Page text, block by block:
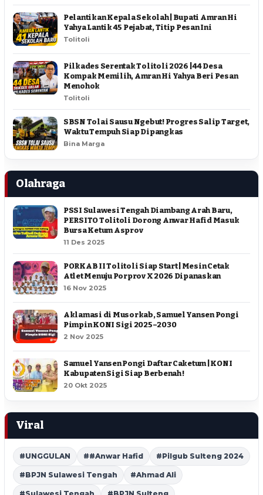
Pelantikan Kepala Sekolah | Bupati Amran Hi
Yahya Lantik 45 Pejabat, Titip Pesan Ini
Tolitoli
Pilkades Serentak Tolitoli 2026 | 44 Desa
Kompak Memilih, Amran Hi Yahya Beri Pesan
Menohok
Tolitoli
SBSN Tolai Sausu Ngebut! Progres Salip Target,
Waktu Tempuh Siap Dipangkas
Bina Marga
Olahraga
PSSI Sulawesi Tengah Diambang Arah Baru,
PERSITO Tolitoli Dorong Anwar Hafid Masuk
Bursa Ketum Asprov
11 Des 2025
PORKAB II Tolitoli Siap Start | Mesin Cetak
Atlet Menuju Porprov X 2026 Dipanaskan
16 Nov 2025
Aklamasi di Musorkab, Samuel Yansen Pongi
Pimpin KONI Sigi 2025–2030
2 Nov 2025
Samuel Yansen Pongi Daftar Caketum | KONI
Kabupaten Sigi Siap Berbenah !
20 Okt 2025
Viral
#UNGGULAN ##Anwar Hafid #Pilgub Sulteng 2024
#BPJN Sulawesi Tengah #Ahmad Ali